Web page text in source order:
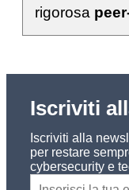
rigorosa
Iscriviti
Iscriviti alla
per restare
cybersecurity e